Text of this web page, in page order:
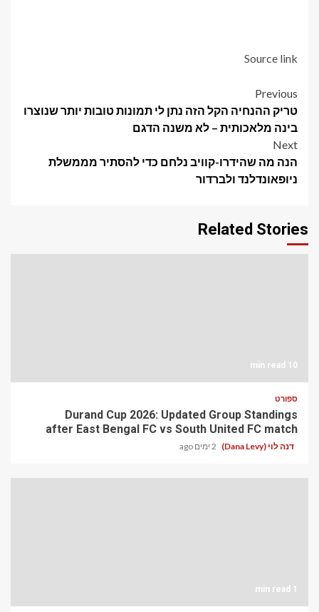
Source link
Post
navigation
Previous
טריק ההנחיה הקל הזה נתן לי תמונות טובות יותר שנוצרו
בינה מלאכותית – לא משנה הדגם
Next
הנה מה שהידרו-קוויב נלחם כדי להסתיר מממשלת
ניופאונדלנד ולברדור
Related Stories
10 min read
ספורט
Durand Cup 2026: Updated Group Standings
after East Bengal FC vs South United FC match
דנה לוי (Dana Levy) 2 ימים ago
1 min read